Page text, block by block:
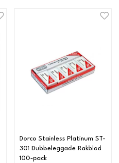
Dorco Stainless Platinum ST-
301 Dubbeleggade Rakblad
100-pack